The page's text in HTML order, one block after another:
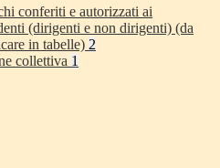
conferiti e autorizzati ai
(dirigenti e non dirigenti) (da
in tabelle) 2
collettiva 1